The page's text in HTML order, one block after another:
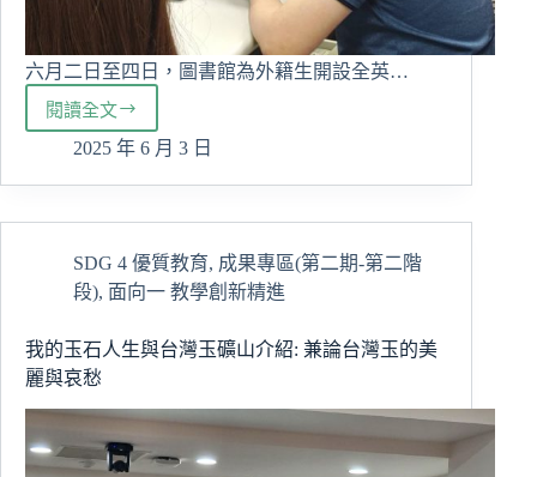
六月二日至四日，圖書館為外籍生開設全英…
閱讀全文
The
Course
Library
2025 年 6 月 3 日
SDG 4 優質教育, 成果專區(第二期-第二階
段), 面向一 教學創新精進
我的玉石人生與台灣玉礦山介紹: 兼論台灣玉的美
麗與哀愁